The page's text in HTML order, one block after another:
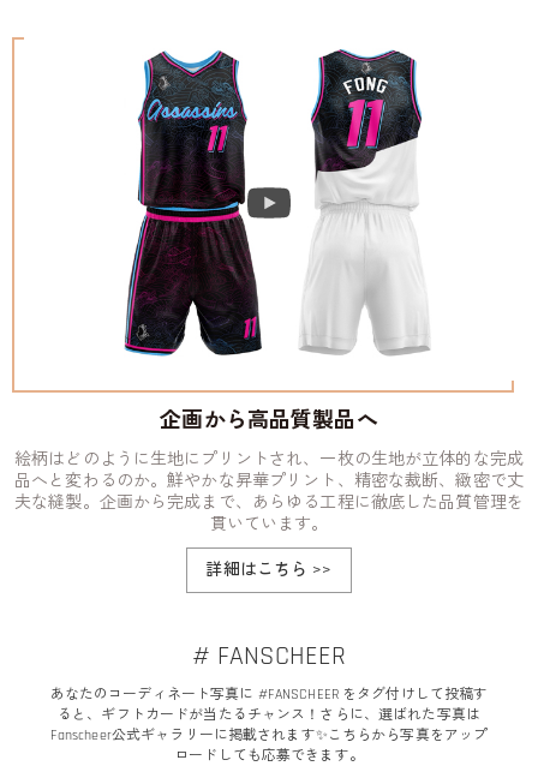
企画から高品質製品へ
絵柄はどのように生地にプリントされ、一枚の生地が立体的な完成
品へと変わるのか。鮮やかな昇華プリント、精密な裁断、緻密で丈
夫な縫製。企画から完成まで、あらゆる工程に徹底した品質管理を
貫いています。
詳細はこちら >>
# FANSCHEER
あなたのコーディネート写真に #FANSCHEER をタグ付けして投稿す
ると、ギフトカードが当たるチャンス！さらに、選ばれた写真は
Fanscheer公式ギャラリーに掲載されます✨こちらから写真をアップ
ロードしても応募できます。